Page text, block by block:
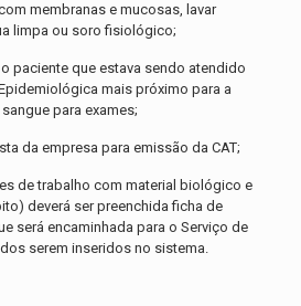
membranas e mucosas, lavar
limpa ou soro fisiológico;
paciente que estava sendo atendido
mais próximo para a
para exames;
da empresa para emissão da CAT;
de trabalho com material biológico e
deverá ser preenchida ficha de
será encaminhada para o Serviço de
serem inseridos no sistema.